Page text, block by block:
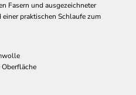
Fasern und ausgezeichneter
praktischen Schlaufe zum